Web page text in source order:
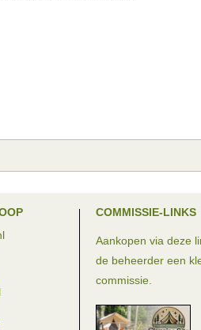
COMMISSIE-LINKS
Aankopen via deze
de beheerder een
commissie.